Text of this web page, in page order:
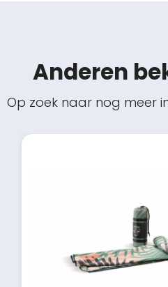
Anderen
Op zoek naar nog meer